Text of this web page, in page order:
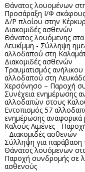
Θάνατος λουομένων
Προσάραξη Ι/Φ
Δ/Ρ πλοίου στην
Διακομιδές ασθενών
Θάνατος λουόμενης
Λευκίμμη - Σύλληψη
αλλοδαπού στη
Διακομιδές ασθενών
Τραυματισμός
αλλοδαπού στη
Χερσόνησο – Παροχή
Συνέχεια ενημέρωσης
αλλοδαπών στους
Εντοπισμός 57
ενημέρωσης
Καλούς Λιμένες -
- Διακομιδές ασθενών
Σύλληψη για
Θάνατος λουόμενων
Παροχή συνδρομής σε
ασθενούς